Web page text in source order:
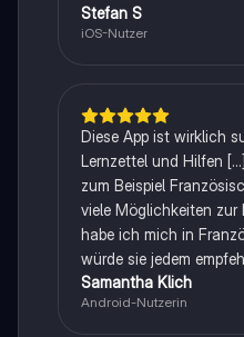
Stefan S
iOS-Nutzer
Diese App ist wirklich
Lernzettel und Hilfen
zum Beispiel
viele Möglichkeiten zur
habe ich mich in
würde sie jedem
Samantha Klich
Android-Nutzerin